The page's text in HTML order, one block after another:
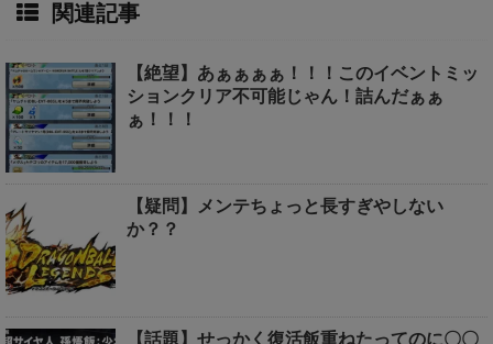
関連記事
【絶望】あぁぁぁぁ！！！このイベントミッ
ションクリア不可能じゃん！詰んだぁぁ
ぁ！！！
【疑問】メンテちょっと長すぎやしない
か？？
【話題】せっかく復活飯重ねたってのに〇〇